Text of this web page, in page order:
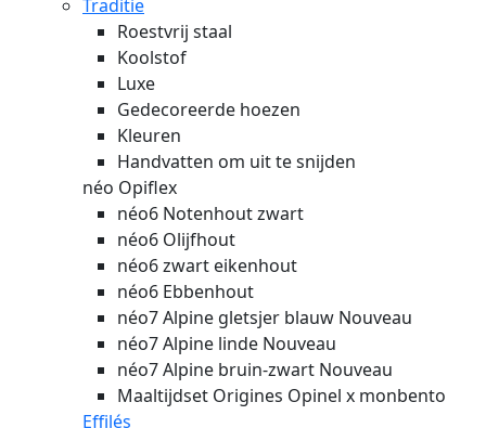
Traditie
Roestvrij staal
Koolstof
Luxe
Gedecoreerde hoezen
Kleuren
Handvatten om uit te snijden
néo Opiflex
néo6 Notenhout zwart
néo6 Olijfhout
néo6 zwart eikenhout
néo6 Ebbenhout
néo7 Alpine gletsjer blauw Nouveau
néo7 Alpine linde Nouveau
néo7 Alpine bruin-zwart Nouveau
Maaltijdset Origines Opinel x monbento
Effilés